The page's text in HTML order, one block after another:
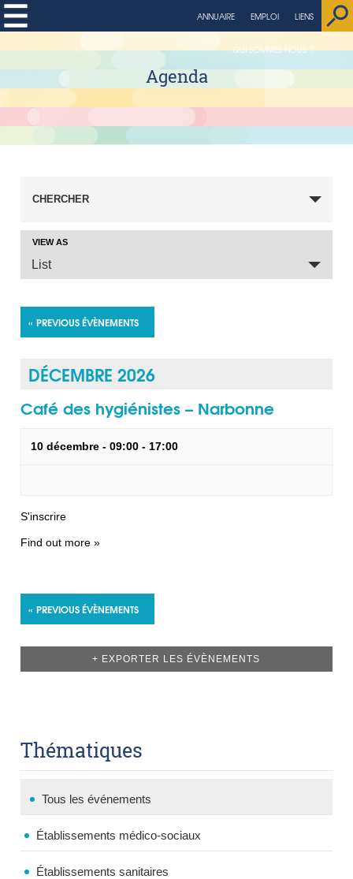
LIENS
EMPLOI
ANNUAIRE
QUI SOMMES NOUS ?
Agenda
CHERCHER
Event Views Navigation
VIEW AS
List
« PREVIOUS ÉVÈNEMENTS
DÉCEMBRE 2026
Café des hygiénistes – Narbonne
10 décembre - 09:00 - 17:00
S'inscrire
Find out more »
« PREVIOUS ÉVÈNEMENTS
+ EXPORTER LES ÉVÈNEMENTS
Thématiques
Tous les événements
Établissements médico-sociaux
Établissements sanitaires